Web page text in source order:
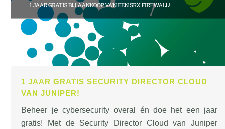
1 JAAR GRATIS SECURITY DIRECTOR CLOUD
VAN JUNIPER!
Beheer je cybersecurity overal én doe het een jaar
gratis! Met de Security Director Cloud van Juniper